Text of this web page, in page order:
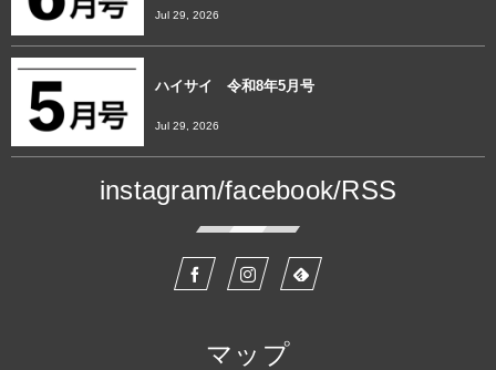
Jul 29, 2026
ハイサイ 令和8年5月号
Jul 29, 2026
instagram/facebook/RSS
マップ